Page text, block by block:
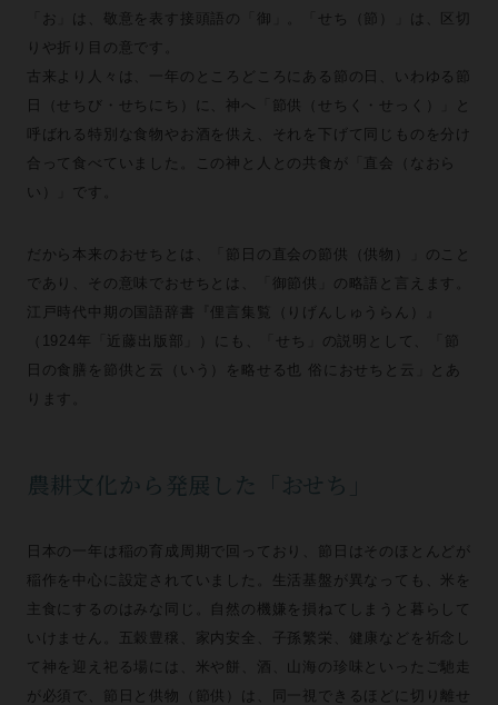
「お」は、敬意を表す接頭語の「御」。「せち（節）」は、区切
りや折り目の意です。
古来より人々は、一年のところどころにある節の日、いわゆる節
日（せちび・せちにち）に、神へ「節供（せちく・せっく）」と
呼ばれる特別な食物やお酒を供え、それを下げて同じものを分け
合って食べていました。この神と人との共食が「直会（なおら
い）」です。
だから本来のおせちとは、「節日の直会の節供（供物）」のこと
であり、その意味でおせちとは、「御節供」の略語と言えます。
江戸時代中期の国語辞書『俚言集覧（りげんしゅうらん）』
（1924年「近藤出版部」）にも、「せち」の説明として、「節
日の食膳を節供と云（いう）を略せる也 俗におせちと云」とあ
ります。
農耕文化から発展した「おせち」
日本の一年は稲の育成周期で回っており、節日はそのほとんどが
稲作を中心に設定されていました。生活基盤が異なっても、米を
主食にするのはみな同じ。自然の機嫌を損ねてしまうと暮らして
いけません。五穀豊穣、家内安全、子孫繁栄、健康などを祈念し
て神を迎え祀る場には、米や餅、酒、山海の珍味といったご馳走
が必須で、節日と供物（節供）は、同一視できるほどに切り離せ